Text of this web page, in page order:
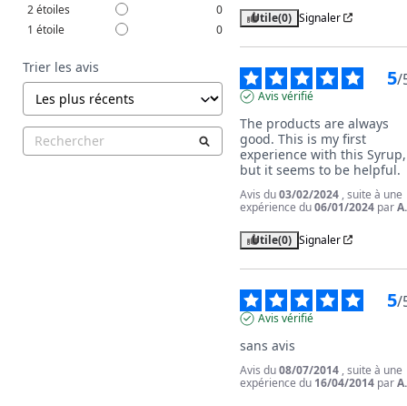
2étoiles
0
1 étoile 0
Trier les avis
Utile(0) Signaler
5/
Avis vérifié
The products are always
good. This is my first
experience with this Syrup,
but it seems to be helpful.
Avis du03/02/2024 , suite à une
expérience du06/01/2024 par
Utile(0) Signaler
5/
Avis vérifié
sans avis
Avis du08/07/2014 , suite à une
expérience du 16/04/2014 par